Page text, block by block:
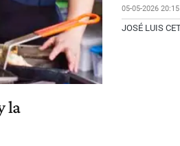
la
05-05-2026 20:15
JOSÉ LUIS